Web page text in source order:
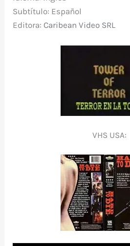
Subtítulo: Español
Editora: Caribean Video SRL
VHS USA: